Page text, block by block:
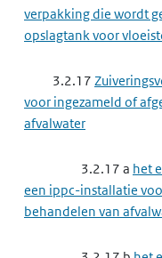
verpakking die wordt
opslagtank voor
3.2.17
voor ingezameld of
afvalwater
3.2.17 a het
een ippc-installatie
behandelen van